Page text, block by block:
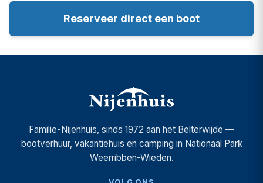
Reserveer direct een boot
Familie-Nijenhuis, sinds 1972 aan het Belterwijde —
bootverhuur, vakantiehuis en camping in Nationaal Park
Weerribben-Wieden.